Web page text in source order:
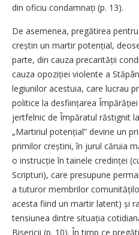
din oficiu condam­nați (p. 13).
De asemenea, pregătirea
creștin un martir potențial,
parte, din cauza precarității
cauza opoziției violente a
legiunilor acestuia, care lucrau
politice la desființarea
jertfelnic de Împăratul răstignit
„Martiriul potențial” devine un
primilor creștini, în jurul căruia
o instrucție în tainele credinței
Scripturi), care presupune
a tuturor membrilor
acesta fiind un martir latent) și
tensiunea dintre situația
Bisericii (p. 10). În timp ce